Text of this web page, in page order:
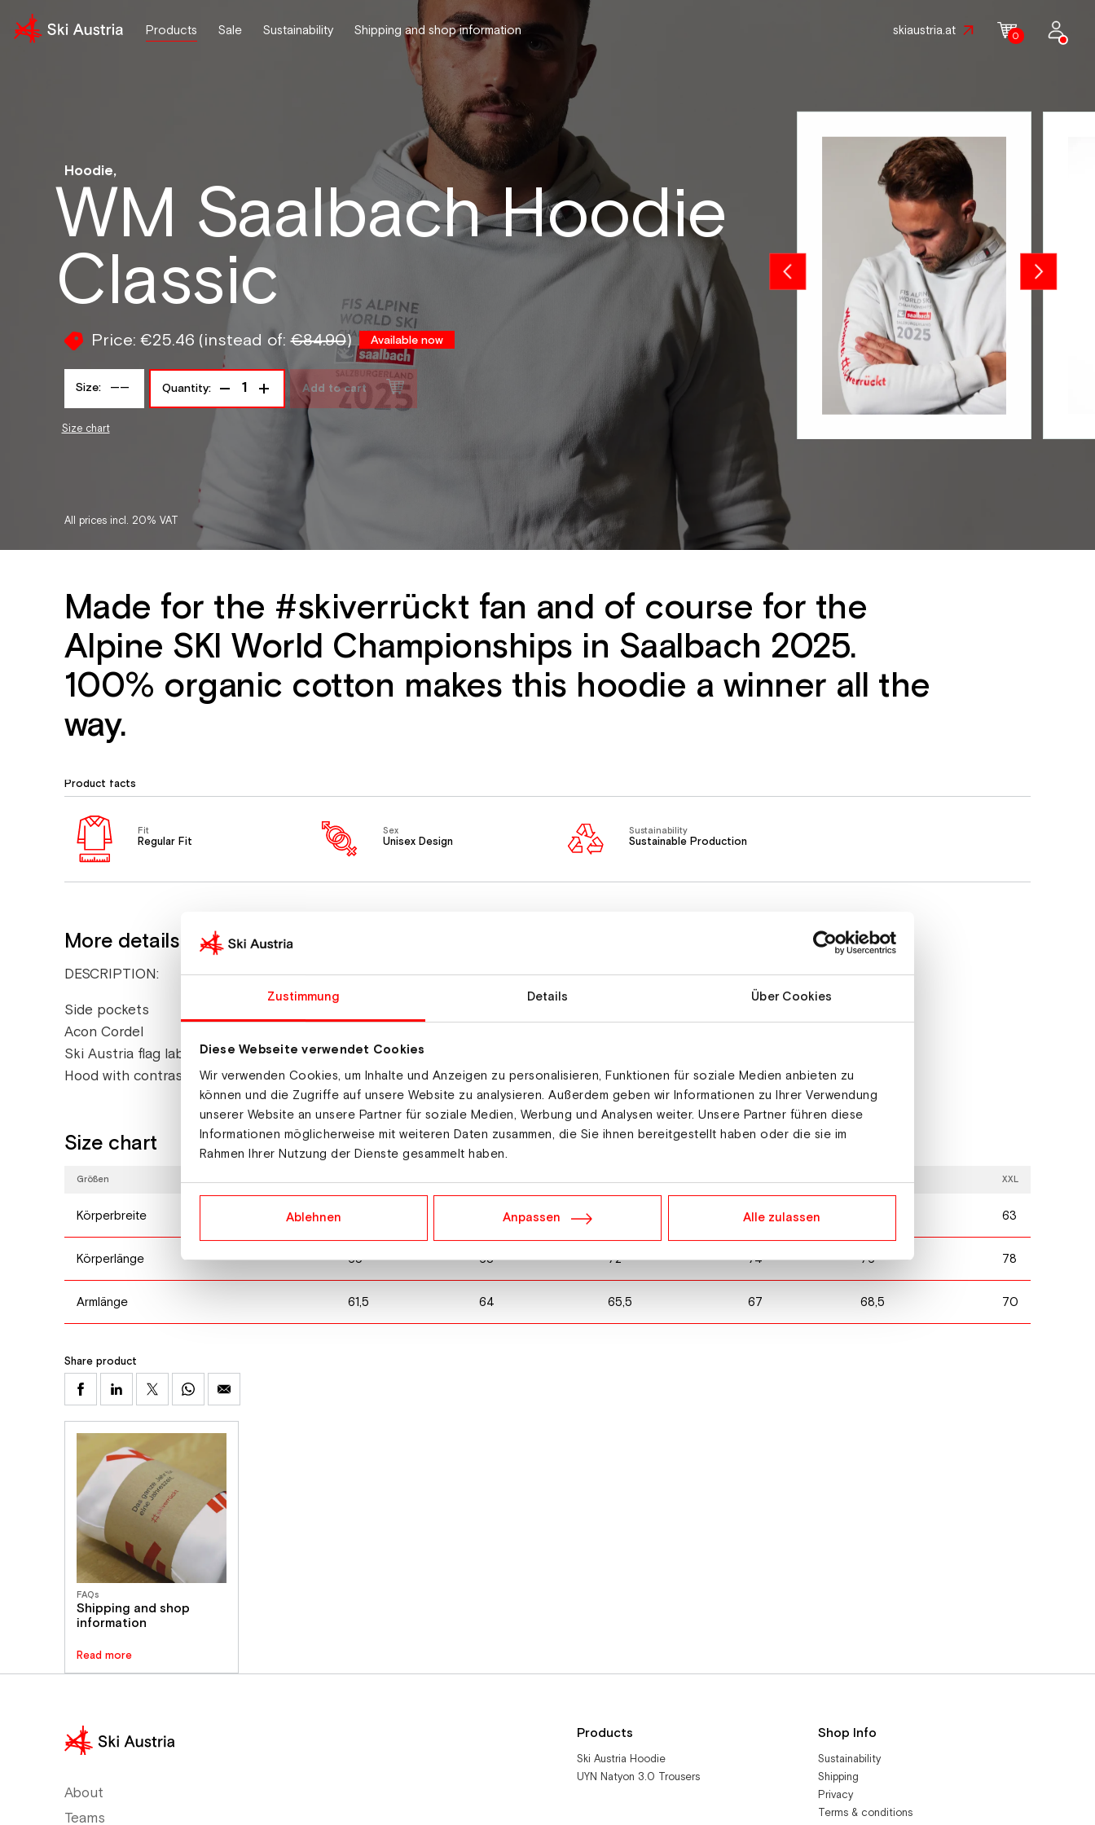
Zustimmung Details Über Cookies
Diese Webseite verwendet Cookies
Wir verwenden Cookies, um Inhalte und Anzeigen zu personalisieren, Funktionen für soziale Medien anbieten zu
können und die Zugriffe auf unsere Website zu analysieren. Außerdem geben wir Informationen zu Ihrer Verwendung
unserer Website an unsere Partner für soziale Medien, Werbung und Analysen weiter. Unsere Partner führen diese
Informationen möglicherweise mit weiteren Daten zusammen, die Sie ihnen bereitgestellt haben oder die sie im
Rahmen Ihrer Nutzung der Dienste gesammelt haben.
Ablehnen Anpassen Alle zulassen
Products Sale Sustainability Shipping and shop information skiaustria.at 0
Hoodie,
WM Saalbach Hoodie
Classic
Price: €25.46 (instead of:€84.90) Available now
Size: —— Quantity: Add to cart
Size chart
All prices incl. 20% VAT
Made for the #skiverrückt fan and of course for the
Alpine SKI World Championships in Saalbach 2025.
100% organic cotton makes this hoodie a winner all the
way.
Product facts
Fit
Regular Fit
Sex
Unisex Design
Sustainability
Sustainable Production
More details
DESCRIPTION:
Side pockets
Acon Cordel
Ski Austria flag label on the side seam.
Hood with contrasting lining, single topstitching along the hood and at the neckline
Size chart
Größen XS S M L XL XXL
Körperbreite 57 63
Körperlänge 65 68 72 74 76 78
Armlänge 61,5 64 65,5 67 68,5 70
Share product
FAQs
Shipping and shop
information
Read more
About
Teams
Products
Ski Austria Hoodie
UYN Natyon 3.0 Trousers
Shop Info
Sustainability
Shipping
Privacy
Terms & conditions